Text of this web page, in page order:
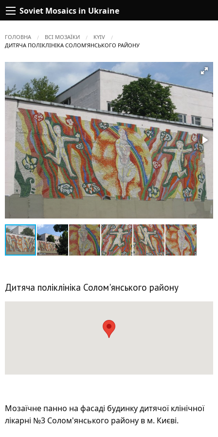
Soviet Mosaics in Ukraine
ГОЛОВНА ВСІ МОЗАЇКИ
KYIV
ПОТОЧНА:
ДИТЯЧА ПОЛІКЛІНІКА СОЛОМ'ЯНСЬКОГО РАЙОНУ
Дитяча поліклініка Солом'янського району
Мозаїчне панно на фасаді будинку дитячої клінічної
лікарні №3 Солом'янського району в м. Києві.